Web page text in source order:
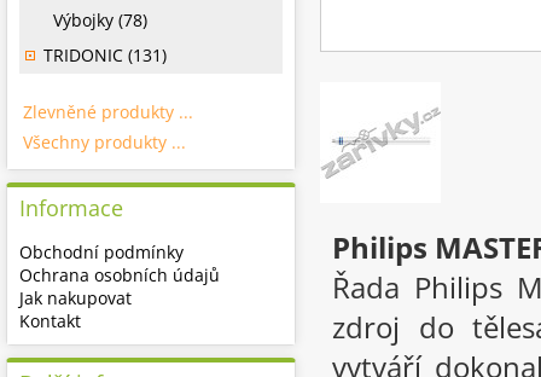
Philips
Řada Philips
zdroj do
vytváří
Výbojky (78)
TRIDONIC (131)
Zlevněné produkty ...
Všechny produkty ...
Informace
Obchodní podmínky
Ochrana osobních údajů
Jak nakupovat
Kontakt